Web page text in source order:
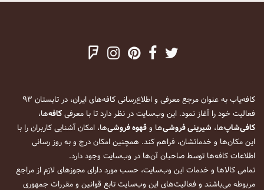
کافه‌یاب به عنوان مرجع معرفی و اطلاع‌رسانی کافه‌های ایران، در تابستان ۹۳
فعالیت خود را آغاز نمود. این وب‌سایت در نظر دارد تا با معرفیکافه‌ها،
کافی‌شاپ‌ها، شیرینی فروشی‌ها وقهوه فروشی‌ها، امکان آشنایی کاربران را با
این مکان‌ها و خدماتشان، فراهم کند. همچنین امکان درج و به روز رسانی
اطلاعات کافه‌ها توسط صاحبان آن‌ها در وب‌سایت وجود دارد.
تمامی کالاها و خدمات این وب‌سایت، حسب مورد دارای مجوزهای لازم از مراجع
مربوطه می‌باشند و فعالیت‌های این وب‌سایت تابع قوانین و مقررات جمهوری